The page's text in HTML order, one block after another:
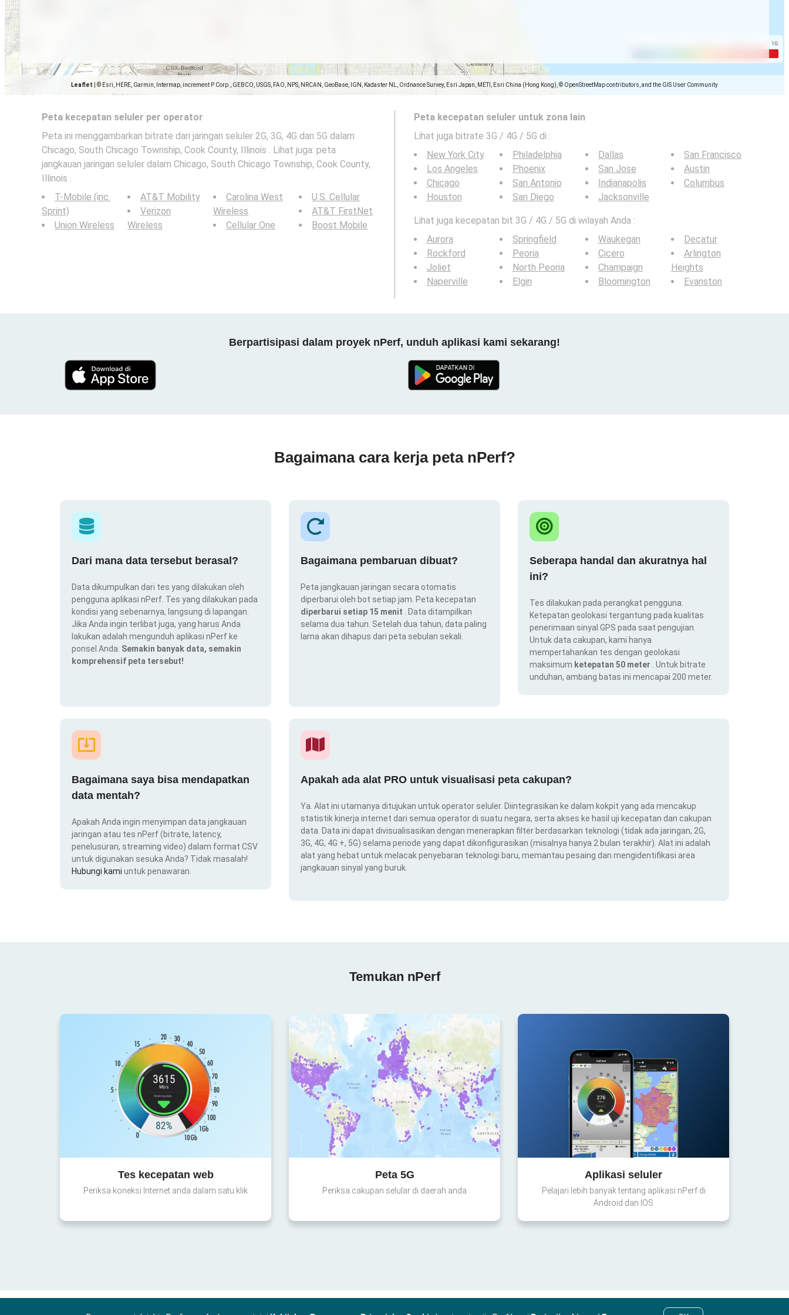
Leaflet © Esri, HERE, Garmin, Intermap, increment P Corp., GEBCO, USGS, FAO, NPS, NRCAN, GeoBase, IGN, Kadaster NL, Ordnance Survey, Esri Japan, METI, Esri China (Hong Kong), © OpenStreetMap contributors, and the GIS User Community
Peta kecepatan seluler per operator
Peta ini menggambarkan bitrate dari jaringan seluler 2G, 3G, 4G dan 5G dalam
Chicago, South Chicago Township, Cook County, Illinois . Lihat juga: peta
jangkauan jaringan seluler dalam Chicago, South Chicago Township, Cook County,
Illinois .
T-Mobile (inc.
Sprint)
Union Wireless
AT&T Mobility
Verizon
Wireless
Carolina West
Wireless
Cellular One
U.S. Cellular
AT&T FirstNet
Boost Mobile
Peta kecepatan seluler untuk zona lain
Lihat juga bitrate 3G / 4G / 5G di :
New York City
Los Angeles
Chicago
Houston
Philadelphia
Phoenix
San Antonio
San Diego
Dallas
San Jose
Indianapolis
Jacksonville
San Francisco
Austin
Columbus
Lihat juga kecepatan bit 3G / 4G / 5G di wilayah Anda :
Aurora
Rockford
Joliet
Naperville
Springfield
Peoria
North Peoria
Elgin
Waukegan
Cicero
Champaign
Bloomington
Decatur
Arlington
Heights
Evanston
Berpartisipasi dalam proyek nPerf, unduh aplikasi kami sekarang!
Bagaimana cara kerja peta nPerf?
Dari mana data tersebut berasal?
Data dikumpulkan dari tes yang dilakukan oleh
pengguna aplikasi nPerf. Tes yang dilakukan pada
kondisi yang sebenarnya, langsung di lapangan.
Jika Anda ingin terlibat juga, yang harus Anda
lakukan adalah mengunduh aplikasi nPerf ke
ponsel Anda. Semakin banyak data, semakin
komprehensif peta tersebut!
Bagaimana pembaruan dibuat?
Peta jangkauan jaringan secara otomatis
diperbarui oleh bot setiap jam. Peta kecepatan
diperbarui setiap 15 menit
. Data ditampilkan
selama dua tahun. Setelah dua tahun, data paling
lama akan dihapus dari peta sebulan sekali.
Seberapa handal dan akuratnya hal
ini?
Tes dilakukan pada perangkat pengguna.
Ketepatan geolokasi tergantung pada kualitas
penerimaan sinyal GPS pada saat pengujian.
Untuk data cakupan, kami hanya
mempertahankan tes dengan geolokasi
maksimum ketepatan 50 meter
. Untuk bitrate
unduhan, ambang batas ini mencapai 200 meter.
Bagaimana saya bisa mendapatkan
data mentah?
Apakah Anda ingin menyimpan data jangkauan
jaringan atau tes nPerf (bitrate, latency,
penelusuran, streaming video) dalam format CSV
untuk digunakan sesuka Anda? Tidak masalah!
Hubungi kami untuk penawaran.
Apakah ada alat PRO untuk visualisasi peta cakupan?
Ya. Alat ini utamanya ditujukan untuk operator seluler. Diintegrasikan ke dalam kokpit yang ada mencakup
statistik kinerja internet dari semua operator di suatu negara, serta akses ke hasil uji kecepatan dan cakupan
data. Data ini dapat divisualisasikan dengan menerapkan filter berdasarkan teknologi (tidak ada jaringan, 2G,
3G, 4G, 4G +, 5G) selama periode yang dapat dikonfigurasikan (misalnya hanya 2 bulan terakhir). Alat ini adalah
alat yang hebat untuk melacak penyebaran teknologi baru, memantau pesaing dan mengidentifikasi area
jangkauan sinyal yang buruk.
Temukan nPerf
Tes kecepatan web
Periksa koneksi Internet anda dalam satu klik
Peta 5G
Periksa cakupan selular di daerah anda
Aplikasi seluler
Pelajari lebih banyak tentang aplikasi nPerf di
Android dan IOS